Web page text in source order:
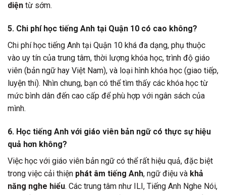
diện từ sớm.
5. Chi phí học tiếng Anh tại Quận 10 có cao không?
Chi phí học tiếng Anh tại Quận 10 khá đa dạng, phụ thuộc
vào uy tín của trung tâm, thời lượng khóa học, trình độ giáo
viên (bản ngữ hay Việt Nam), và loại hình khóa học (giao tiếp,
luyện thi). Nhìn chung, bạn có thể tìm thấy các khóa học từ
mức bình dân đến cao cấp để phù hợp với ngân sách của
mình.
6. Học tiếng Anh với giáo viên bản ngữ có thực sự hiệu
quả hơn không?
Việc học với giáo viên bản ngữ có thể rất hiệu quả, đặc biệt
trong việc cải thiện phát âm tiếng Anh, ngữ điệu và khả
năng nghe hiểu. Các trung tâm như ILI, Tiếng Anh Nghe Nói,